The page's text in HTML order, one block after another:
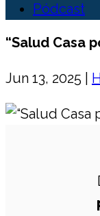
Pódcast
“Salud Casa
Jun 13, 2025